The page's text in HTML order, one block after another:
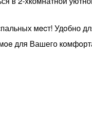
мecт! Удoбно
для Вашего